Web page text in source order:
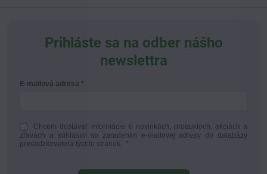
Prihláste sa na odber nášho
newslettra
E-mailová adresa
Chcem dostávať informácie o novinkách, produktoch, akciách a
zľavách a súhlasím so zaradením e-mailovej adresy do databázy
prevádzkovateľa týchto stránok.
*